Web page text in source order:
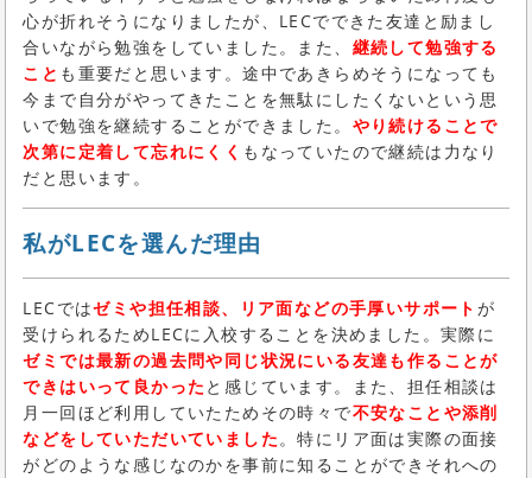
心が折れそうになりましたが、LECでできた友達と励まし
合いながら勉強をしていました。また、 継続して勉強する
こと も重要だと思います。途中であきらめそうになっても
今まで自分がやってきたことを無駄にしたくないという思
いで勉強を継続することができました。 やり続けることで
次第に定着して忘れにくく もなっていたので継続は力なり
だと思います。
私がLECを選んだ理由
LECではゼミや担任相談、リア面などの手厚いサポート が
受けられるためLECに入校することを決めました。実際に
ゼミでは最新の過去問や同じ状況にいる友達も作ることが
できはいって良かった と感じています。また、担任相談は
月一回ほど利用していたためその時々で不安なことや添削
などをしていただいていました。特にリア面は実際の面接
がどのような感じなのかを事前に知ることができそれへの